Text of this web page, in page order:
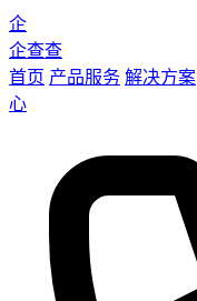
企
企查查
首页 产品服务 解决方案
心